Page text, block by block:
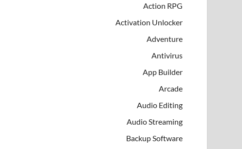
Action RPG
Activation Unlocker
Adventure
Antivirus
App Builder
Arcade
Audio Editing
Audio Streaming
Backup Software